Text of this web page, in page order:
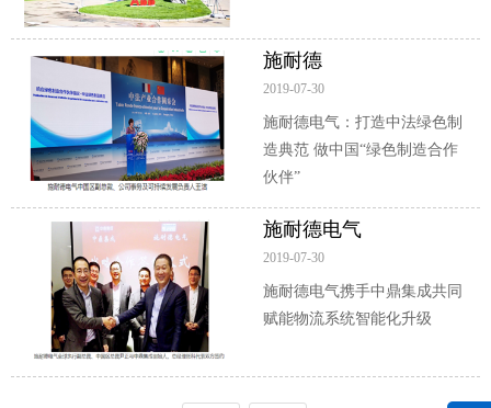
施耐德
2019-07-30
施耐德电气：打造中法绿色制
造典范 做中国“绿色制造合作
伙伴”
施耐德电气
2019-07-30
施耐德电气携手中鼎集成共同
赋能物流系统智能化升级